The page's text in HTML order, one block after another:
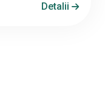
Detalii